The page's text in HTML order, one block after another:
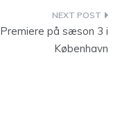
Premiere på sæson 3 i
København